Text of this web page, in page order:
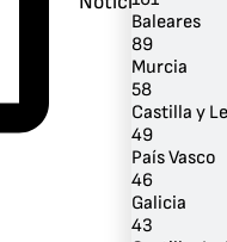
Baleares
89
Murcia
58
Castilla y
49
País Vasco
46
Galicia
43